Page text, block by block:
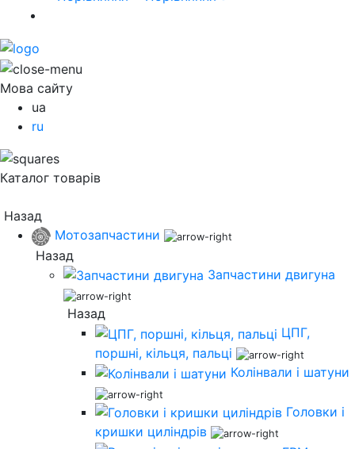
Мова сайту
ua
ru
Каталог товарів
Назад
Мотозапчастини
Назад
Запчастини двигуна
Назад
ЦПГ,
поршні, кільця, пальці
Колінвали і шатуни
Головки і
кришки циліндрів